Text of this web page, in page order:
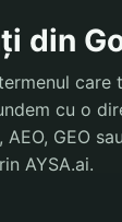
din
care
cu o
GEO sau
AYSA.ai.